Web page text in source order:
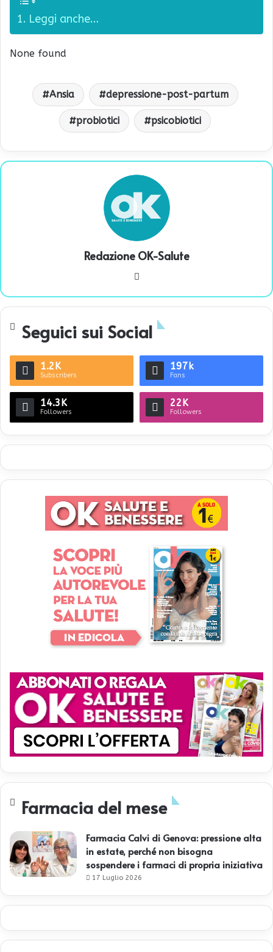
Leggi anche…
None found
Ansia depressione-post-partum
probiotici psicobiotici
Redazione OK-Salute
te
Seguici sui Social
1.2K
Subscribers
197k
Fans
14.3K
Followers
22K
Followers
Farmacia del mese
Farmacia Calvi di Genova: pressione alta
in estate, perché non bisogna
sospendere i farmaci di propria iniziativa
17 Luglio 2026